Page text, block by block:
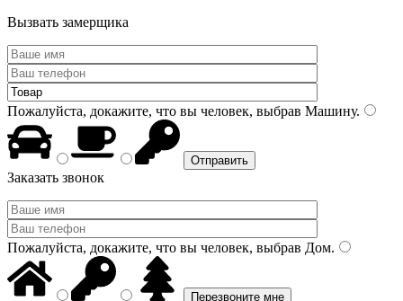
Вызвать замерщика
Пожалуйста, докажите, что вы человек, выбрав Машину.
Заказать звонок
Пожалуйста, докажите, что вы человек, выбрав Дом.